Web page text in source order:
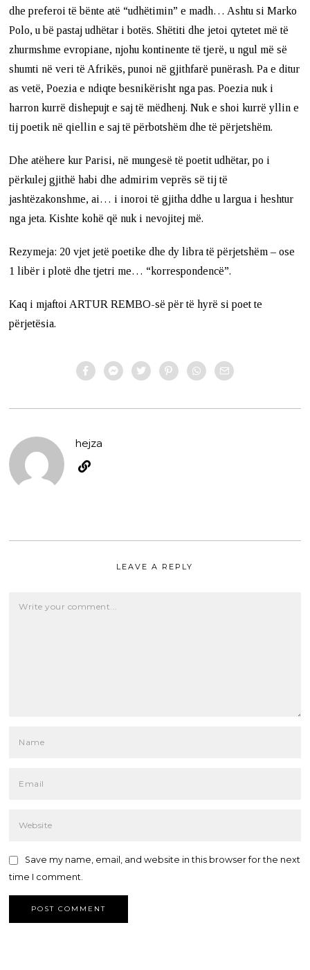
dhe preferoi të bënte atë “udhëtimin” e madh… Ashtu si Marko
Polo, u bë pastaj udhëtar i botës. Shëtiti dhe jetoi qytetet më të
zhurmshme evropiane, njohu kontinente të tjerë, u ngul më së
shumti në veri të Afrikës, punoi në gjithfarë punërash. Pa e ditur
as vetë, Poezia e ndiqte besnikërisht nga pas. Poezia nuk i
harron kurrë dishepujt e saj të mëdhenj. Nuk e shoi kurrë yllin e
tij poetik në qiellin e saj të përbotshëm dhe të përjetshëm.
Dhe atëhere kur Parisi, në mungesë të poetit udhëtar, po i
përkulej gjithë habi dhe admirim veprës së tij të
jashtëzakonshme, ai… i inoroi të gjitha ddhe u largua i heshtur
nga jeta. Kishte kohë që nuk i nevojitej më.
Rezymeja: 20 vjet jetë poetike dhe dy libra të përjetshëm – ose
1 libër i plotë dhe tjetri me… “korrespondencë”.
Kaq i mjaftoi ARTUR REMBO-së për të hyrë si poet te
përjetësia.
hejza
LEAVE A REPLY
Save my name, email, and website in this browser for the next
time I comment.